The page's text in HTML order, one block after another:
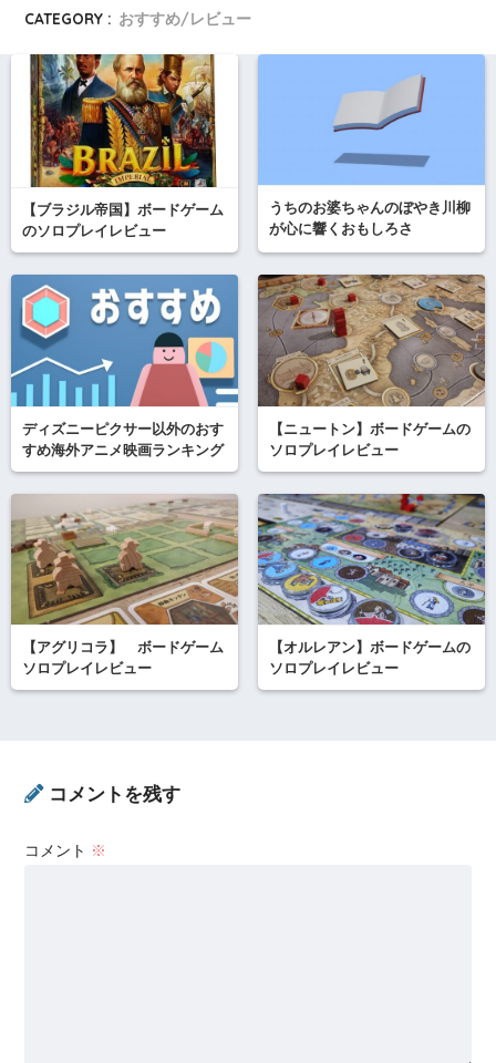
CATEGORY : おすすめ/レビュー
【ブラジル帝国】ボードゲーム
のソロプレイレビュー
うちのお婆ちゃんのぼやき川柳
が心に響くおもしろさ
ディズニーピクサー以外のおす
すめ海外アニメ映画ランキング
【ニュートン】ボードゲームの
ソロプレイレビュー
【アグリコラ】 ボードゲーム
ソロプレイレビュー
【オルレアン】ボードゲームの
ソロプレイレビュー
コメントを残す
コメント ※